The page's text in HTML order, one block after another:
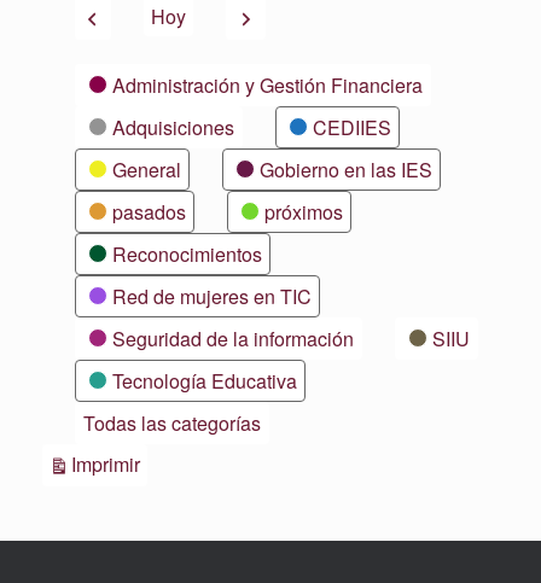
AnteriorHoy Siguiente
CategoríasAdministración y Gestión Financiera
Adquisiciones
CEDIIES
General
Gobierno en las IES
pasados
próximos
Reconocimientos
Red de mujeres en TIC
Seguridad de la información
SIIU
Tecnología Educativa
Todas las categorías
ImprimirVistas